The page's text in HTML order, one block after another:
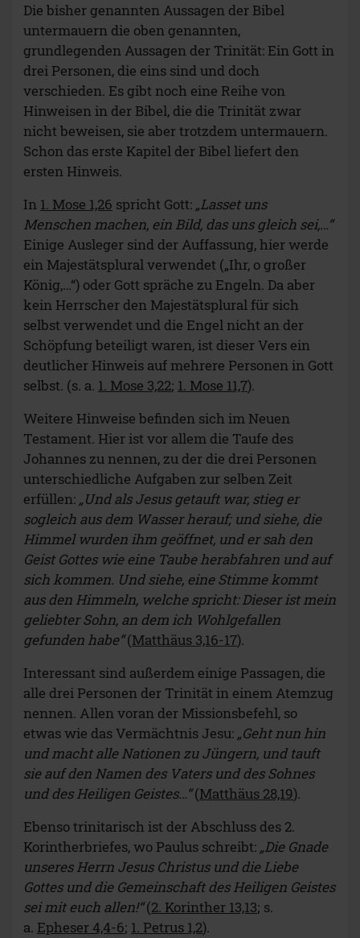
Die bisher genannten Aussagen der Bibel
untermauern die oben genannten,
grundlegenden Aussagen der Trinität: Ein Gott in
drei Personen, die eins sind und doch
verschieden. Es gibt noch eine Reihe von
Hinweisen in der Bibel, die die Trinität zwar
nicht beweisen, sie aber trotzdem untermauern.
Schon das erste Kapitel der Bibel liefert den
ersten Hinweis.
In 1. Mose 1,26 spricht Gott: „Lasset uns
Menschen machen, ein Bild, das uns gleich sei,…“
Einige Ausleger sind der Auffassung, hier werde
ein Majestätsplural verwendet („Ihr, o großer
König,…“) oder Gott spräche zu Engeln. Da aber
kein Herrscher den Majestätsplural für sich
selbst verwendet und die Engel nicht an der
Schöpfung beteiligt waren, ist dieser Vers ein
deutlicher Hinweis auf mehrere Personen in Gott
selbst. (s. a. 1. Mose 3,22; 1. Mose 11,7).
Weitere Hinweise befinden sich im Neuen
Testament. Hier ist vor allem die Taufe des
Johannes zu nennen, zu der die drei Personen
unterschiedliche Aufgaben zur selben Zeit
erfüllen: „Und als Jesus getauft war, stieg er
sogleich aus dem Wasser herauf; und siehe, die
Himmel wurden ihm geöffnet, und er sah den
Geist Gottes wie eine Taube herabfahren und auf
sich kommen. Und siehe, eine Stimme kommt
aus den Himmeln, welche spricht: Dieser ist mein
geliebter Sohn, an dem ich Wohlgefallen
gefunden habe“(Matthäus 3,16-17).
Interessant sind außerdem einige Passagen, die
alle drei Personen der Trinität in einem Atemzug
nennen. Allen voran der Missionsbefehl, so
etwas wie das Vermächtnis Jesu: „Geht nun hin
und macht alle Nationen zu Jüngern, und tauft
sie auf den Namen des Vaters und des Sohnes
und des Heiligen Geistes…“(Matthäus 28,19).
Ebenso trinitarisch ist der Abschluss des 2.
Korintherbriefes, wo Paulus schreibt: „Die Gnade
unseres Herrn Jesus Christus und die Liebe
Gottes und die Gemeinschaft des Heiligen Geistes
sei mit euch allen!“(2. Korinther 13,13; s.
a. Epheser 4,4-6; 1. Petrus 1,2).